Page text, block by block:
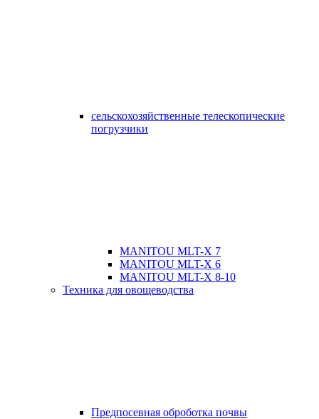
сельскохозяйственные телескопические
погрузчики
MANITOU MLT-X 7
MANITOU MLT-X 6
MANITOU MLT-X 8-10
Техника для овощеводства
Предпосевная оброботка почвы